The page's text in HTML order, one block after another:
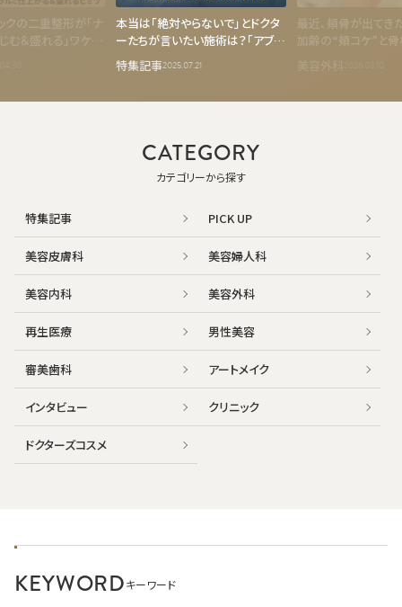
クの二重整形が「ナ
＆盛れる」ワケっ
本当は「絶対やらないで」とドクタ
ーたちが言いたい施術は？「アブナ
イ美容医療」と「悪徳美容外科」
特集記事2025.07.21
最近、頬骨が出て
加齢の“頬コケ”と
かりやすく解説
美容外科
CATEGORY
カテゴリーから探す
特集記事 PICK UP
美容皮膚科 美容婦人科
美容内科 美容外科
再生医療 男性美容
審美歯科 アートメイク
インタビュー クリニック
ドクターズコスメ
KEYWORDキーワード